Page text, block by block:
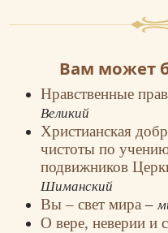
Вам может
Нравственные
Великий
Христианская
чистоты по
подвижников
Шиманский
Вы – свет мира–
О вере, неверии и